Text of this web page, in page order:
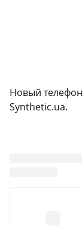
Новый
Synthetic.ua.